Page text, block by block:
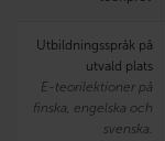
Utbildningsspråk på
utvald plats
E-teorilektioner på
finska, engelska och
svenska.